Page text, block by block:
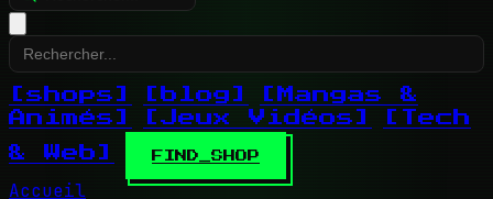
[shops] [blog]
[Mangas &
Animés]
[Jeux Vidéos]
[Tech
& Web]
FIND_SHOP
Accueil